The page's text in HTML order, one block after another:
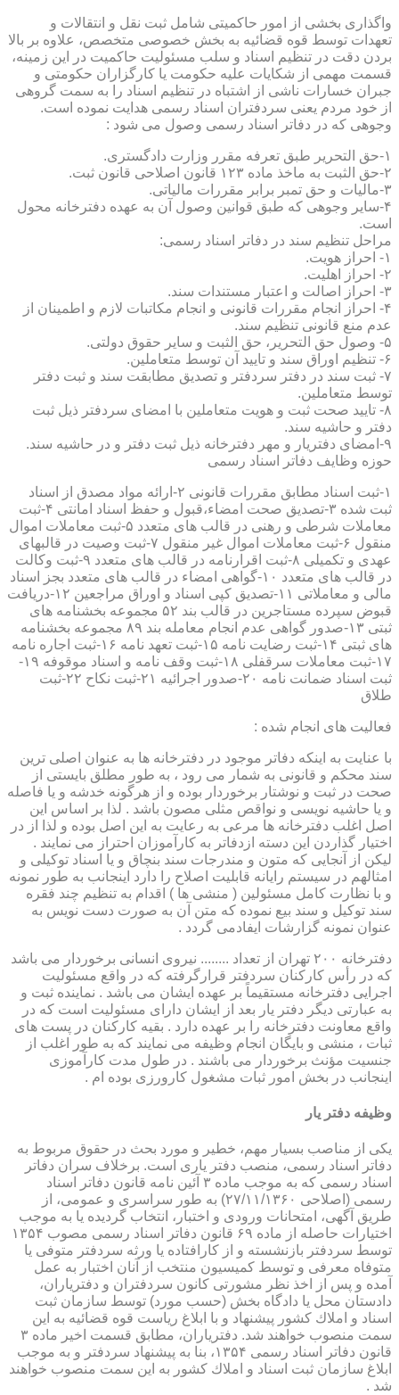
واگذاری بخشی از امور حاکمیتی شامل ثبت نقل و انتقالات و
تعهدات توسط قوه قضائیه به بخش خصوصی متخصص، علاوه بر بالا
بردن دقت در تنظیم اسناد و سلب مسئولیت حاکمیت در این زمینه،
قسمت مهمی از شکایات علیه حکومت یا کارگزاران حکومتی و
جبران خسارات ناشی از اشتباه در تنظیم اسناد را به سمت گروهی
از خود مردم یعنی سردفتران اسناد رسمی هدایت نموده است.
وجوهی که در دفاتر اسناد رسمی وصول می شود :
۱-حق التحریر طبق تعرفه مقرر وزارت دادگستری.
۲-حق الثبت به ماخذ ماده ۱۲۳ قانون اصلاحی قانون ثبت.
۳-مالیات و حق تمبر برابر مقررات مالیاتی.
۴-سایر وجوهی که طبق قوانین وصول آن به عهده دفترخانه محول
است.
مراحل تنظیم سند در دفاتر اسناد رسمی:
۱- احراز هویت.
۲- احراز اهلیت.
۳- احراز اصالت و اعتبار مستندات سند.
۴- احراز انجام مقررات قانونی و انجام مکاتبات لازم و اطمینان از
عدم منع قانونی تنظیم سند.
۵- وصول حق التحریر، حق الثبت و سایر حقوق دولتی.
۶- تنظیم اوراق سند و تایید آن توسط متعاملین.
۷- ثبت سند در دفتر سردفتر و تصدیق مطابقت سند و ثبت دفتر
توسط متعاملین.
۸- تایید صحت ثبت و هویت متعاملین با امضای سردفتر ذیل ثبت
دفتر و حاشیه سند.
۹-امضای دفتریار و مهر دفترخانه ذیل ثبت دفتر و در حاشیه سند.
حوزه وظایف دفاتر اسناد رسمی
۱-ثبت اسناد مطابق مقررات قانونی ۲-ارائه مواد مصدق از اسناد
ثبت شده ۳-تصدیق صحت امضاء،قبول و حفظ اسناد امانتی ۴-ثبت
معاملات شرطی و رهنی در قالب های متعدد ۵-ثبت معاملات اموال
منقول ۶-ثبت معاملات اموال غیر منقول ۷-ثبت وصیت در قالبهای
عهدی و تکمیلی ۸-ثبت اقرارنامه در قالب های متعدد ۹-ثبت وکالت
در قالب های متعدد ۱۰-گواهی امضاء در قالب های متعدد بجز اسناد
مالی و معاملاتی ۱۱-تصدیق کپی اسناد و اوراق مراجعین ۱۲-دریافت
قبوض سپرده مستاجرین در قالب بند ۵۲ مجموعه بخشنامه های
ثبتی ۱۳-صدور گواهی عدم انجام معامله بند ۸۹ مجموعه بخشنامه
های ثبتی ۱۴-ثبت رضایت نامه ۱۵-ثبت تعهد نامه ۱۶-ثبت اجاره نامه
۱۷-ثبت معاملات سرقفلی ۱۸-ثبت وقف نامه و اسناد موقوفه ۱۹-
ثبت اسناد ضمانت نامه ۲۰-صدور اجرائیه ۲۱-ثبت نکاح ۲۲-ثبت
طلاق
فعالیت های انجام شده :
با عنایت به اینکه دفاتر موجود در دفترخانه ها به عنوان اصلی ترین
سند محکم و قانونی به شمار می رود ، به طور مطلق بایستی از
صحت در ثبت و نوشتار برخوردار بوده و از هرگونه خدشه و یا فاصله
و یا حاشیه نویسی و نواقص مثلی مصون باشد . لذا بر اساس این
اصل اغلب دفترخانه ها مرعی به رعایت به این اصل بوده و لذا از در
اختیار گذاردن این دسته ازدفاتر به کارآموزان احتراز می نمایند .
لیکن از آنجایی که متون و مندرجات سند بنچاق و یا اسناد توکیلی و
امثالهم در سیستم رایانه قابلیت اصلاح را دارد اینجانب به طور نمونه
و با نظارت کامل مسئولین ( منشی ها ) اقدام به تنظیم چند فقره
سند توکیل و سند بیع نموده که متن آن به صورت دست نویس به
عنوان نمونه گزارشات ایفادمی گردد .
دفترخانه ۲۰۰ تهران از تعداد ........ نیروی انسانی برخوردار می باشد
که در رأس کارکنان سردفتر قرارگرفته که در واقع مسئولیت
اجرایی دفترخانه مستقیماً بر عهده ایشان می باشد . نماینده ثبت و
به عبارتی دیگر دفتر یار بعد از ایشان دارای مسئولیت است که در
واقع معاونت دفترخانه را بر عهده دارد . بقیه کارکنان در پست های
ثبات ، منشی و بایگان انجام وظیفه می نمایند که به طور اغلب از
جنسیت مؤنث برخوردار می باشند . در طول مدت کارآموزی
اینجانب در بخش امور ثبات مشغول کارورزی بوده ام .
وظیفه دفتر یار
یكی از مناصب بسیار مهم، خطیر و مورد بحث در حقوق مربوط به
دفاتر اسناد رسمی، منصب دفتر یاری است. برخلاف سران دفاتر
اسناد رسمی كه به موجب ماده ۳ آئین نامه قانون دفاتر اسناد
رسمی (اصلاحی ۲۷/۱۱/۱۳۶۰) به طور سراسری و عمومی، از
طریق آگهی، امتحانات ورودی و اختبار، انتخاب گردیده یا به موجب
اختیارات حاصله از ماده ۶۹ قانون دفاتر اسناد رسمی مصوب ۱۳۵۴
توسط سردفتر بازنشسته و از كارافتاده یا ورثه سردفتر متوفی یا
متوفاه معرفی و توسط كمیسیون منتخب از آنان اختبار به عمل
آمده و پس از اخذ نظر مشورتی كانون سردفتران و دفتریاران،
دادستان محل یا دادگاه بخش (حسب مورد) توسط سازمان ثبت
اسناد و املاك كشور پیشنهاد و با ابلاغ ریاست قوه قضائیه به این
سمت منصوب خواهند شد. دفتریاران، مطابق قسمت اخیر ماده ۳
قانون دفاتر اسناد رسمی ۱۳۵۴، بنا به پیشنهاد سردفتر و به موجب
ابلاغ سازمان ثبت اسناد و املاك كشور به این سمت منصوب خواهند
شد .